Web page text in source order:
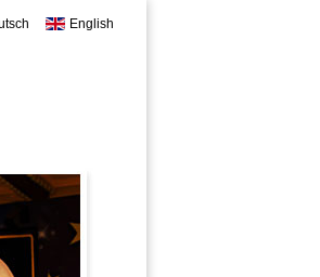
English